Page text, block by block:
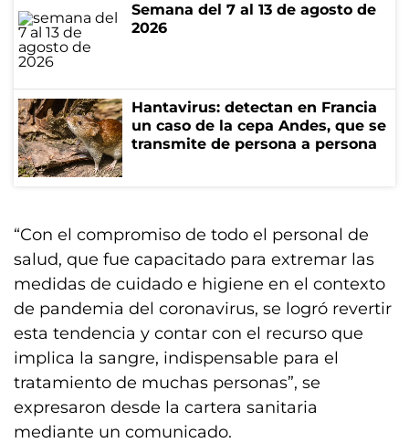
Semana del 7 al 13 de agosto de
2026
Hantavirus: detectan en Francia
un caso de la cepa Andes, que se
transmite de persona a persona
“Con el compromiso de todo el personal de
salud, que fue capacitado para extremar las
medidas de cuidado e higiene en el contexto
de pandemia del coronavirus, se logró revertir
esta tendencia y contar con el recurso que
implica la sangre, indispensable para el
tratamiento de muchas personas”, se
expresaron desde la cartera sanitaria
mediante un comunicado.